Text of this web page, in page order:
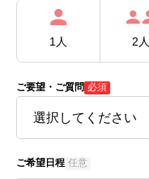
1人 2人
ご要望・ご質問 必須
ご希望日程 任意